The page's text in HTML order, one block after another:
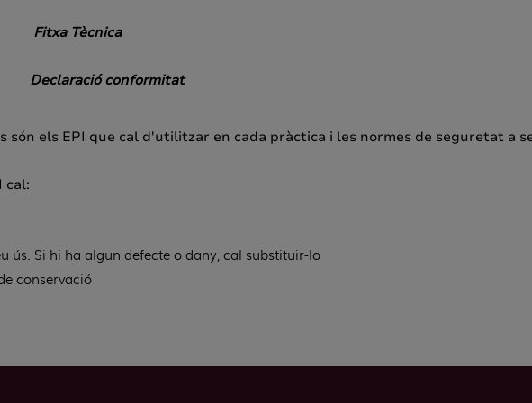
Fitxa Tècnica
Declaració conformitat
són els EPI que cal d'utilitzar en cada pràctica i les normes de seguretat a
cal:
ús. Si hi ha algun defecte o dany, cal substituir-lo
conservació